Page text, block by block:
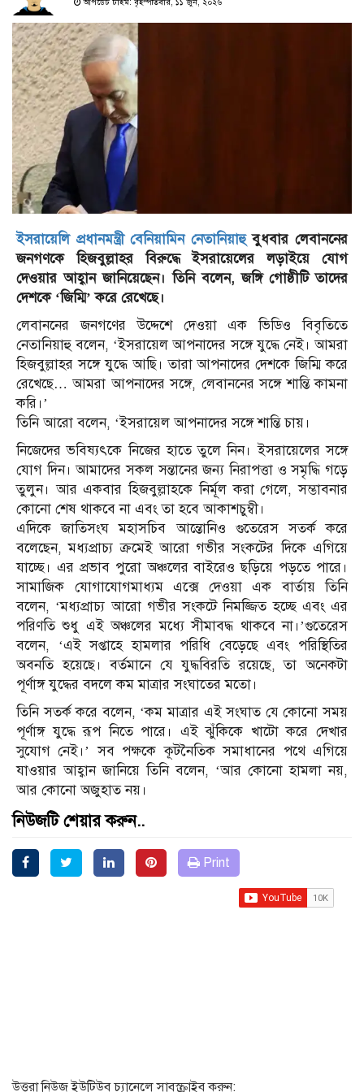
আপডেট টাইম: বৃহস্পতিবার, ১১ জুন, ২০২৬
ইসরায়েলি প্রধানমন্ত্রী বেনিয়ামিন নেতানিয়াহুবুধবার লেবাননের
জনগণকে হিজবুল্লাহর বিরুদ্ধে ইসরায়েলের লড়াইয়ে যোগ
দেওয়ার আহ্বান জানিয়েছেন। তিনি বলেন, জঙ্গি গোষ্ঠীটি তাদের
দেশকে ‘জিম্মি’ করে রেখেছে।
লেবাননের জনগণের উদ্দেশে দেওয়া এক ভিডিও বিবৃতিতে
নেতানিয়াহু বলেন, ‘ইসরায়েল আপনাদের সঙ্গে যুদ্ধে নেই। আমরা
হিজবুল্লাহর সঙ্গে যুদ্ধে আছি। তারা আপনাদের দেশকে জিম্মি করে
রেখেছে… আমরা আপনাদের সঙ্গে, লেবাননের সঙ্গে শান্তি কামনা
করি।’
তিনি আরো বলেন, ‘ইসরায়েল আপনাদের সঙ্গে শান্তি চায়।
নিজেদের ভবিষ্যৎকে নিজের হাতে তুলে নিন। ইসরায়েলের সঙ্গে
যোগ দিন। আমাদের সকল সন্তানের জন্য নিরাপত্তা ও সমৃদ্ধি গড়ে
তুলুন। আর একবার হিজবুল্লাহকে নির্মূল করা গেলে, সম্ভাবনার
কোনো শেষ থাকবে না এবং তা হবে আকাশচুম্বী।
এদিকে জাতিসংঘ মহাসচিব আন্তোনিও গুতেরেস সতর্ক করে
বলেছেন, মধ্যপ্রাচ্য ক্রমেই আরো গভীর সংকটের দিকে এগিয়ে
যাচ্ছে। এর প্রভাব পুরো অঞ্চলের বাইরেও ছড়িয়ে পড়তে পারে।
সামাজিক যোগাযোগমাধ্যম এক্সে দেওয়া এক বার্তায় তিনি
বলেন, ‘মধ্যপ্রাচ্য আরো গভীর সংকটে নিমজ্জিত হচ্ছে এবং এর
পরিণতি শুধু এই অঞ্চলের মধ্যে সীমাবদ্ধ থাকবে না।’গুতেরেস
বলেন, ‘এই সপ্তাহে হামলার পরিধি বেড়েছে এবং পরিস্থিতির
অবনতি হয়েছে। বর্তমানে যে যুদ্ধবিরতি রয়েছে, তা অনেকটা
পূর্ণাঙ্গ যুদ্ধের বদলে কম মাত্রার সংঘাতের মতো।
তিনি সতর্ক করে বলেন, ‘কম মাত্রার এই সংঘাত যে কোনো সময়
পূর্ণাঙ্গ যুদ্ধে রূপ নিতে পারে। এই ঝুঁকিকে খাটো করে দেখার
সুযোগ নেই।’ সব পক্ষকে কূটনৈতিক সমাধানের পথে এগিয়ে
যাওয়ার আহ্বান জানিয়ে তিনি বলেন, ‘আর কোনো হামলা নয়,
আর কোনো অজুহাত নয়।
নিউজটি শেয়ার করুন..
Print
উত্তরা নিউজ ইউটিউব চ্যানেলে সাবস্ক্রাইব করুন: